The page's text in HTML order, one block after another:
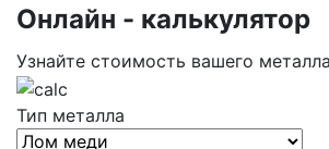
Oнлайн - калькулятор
Узнайте стоимость вашего металла
Тип металла